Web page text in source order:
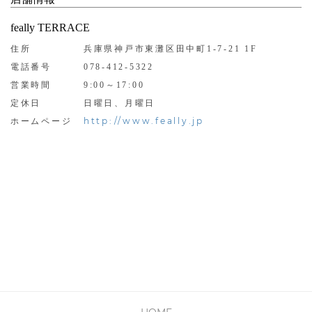
feally TERRACE
住所
兵庫県神戸市東灘区田中町1-7-21 1F
電話番号
078-412-5322
営業時間
9:00～17:00
定休日
日曜日、月曜日
ホームページ
http://www.feally.jp